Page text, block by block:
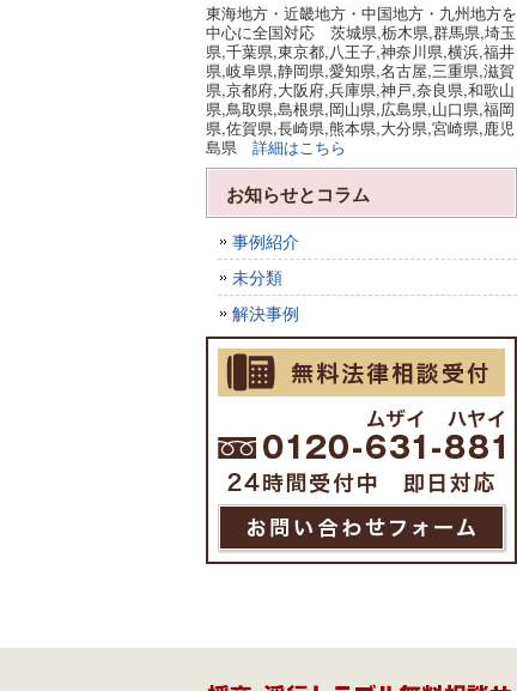
東海地方・近畿地方・中国地方・九州地方を
中心に全国対応 茨城県,栃木県,群馬県,埼玉
県,千葉県,東京都,八王子,神奈川県,横浜,福井
県,岐阜県,静岡県,愛知県,名古屋,三重県,滋賀
県,京都府,大阪府,兵庫県,神戸,奈良県,和歌山
県,鳥取県,島根県,岡山県,広島県,山口県,福岡
県,佐賀県,長崎県,熊本県,大分県,宮崎県,鹿児
島県 詳細はこちら
お知らせとコラム
事例紹介
未分類
解決事例